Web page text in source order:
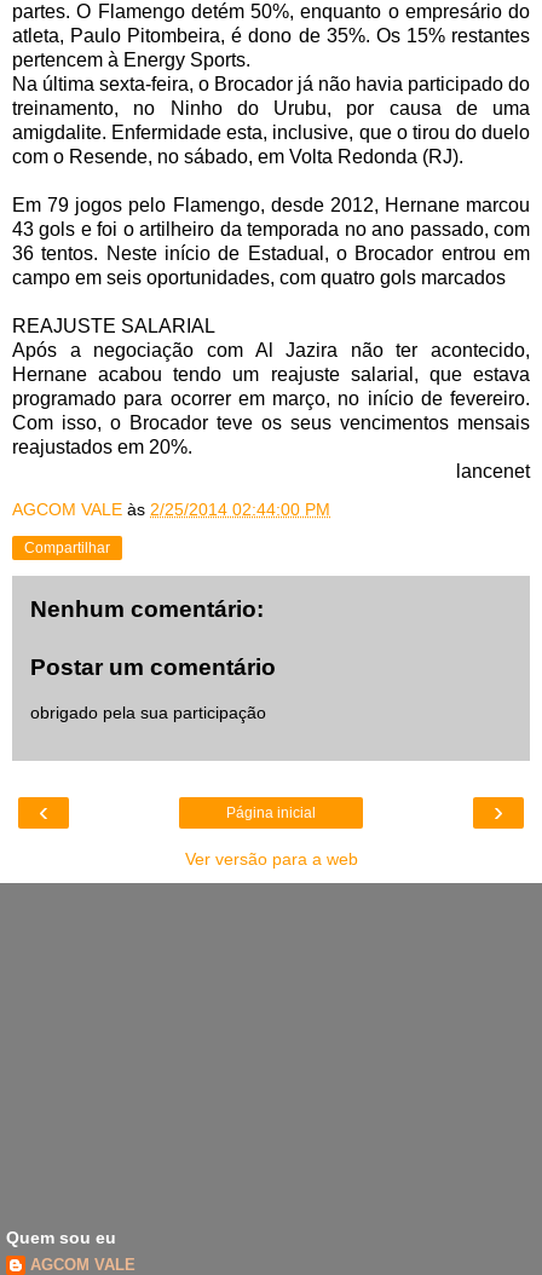
partes. O Flamengo detém 50%, enquanto o empresário do
atleta, Paulo Pitombeira, é dono de 35%. Os 15% restantes
pertencem à Energy Sports.
Na última sexta-feira, o Brocador já não havia participado do
treinamento, no Ninho do Urubu, por causa de uma
amigdalite. Enfermidade esta, inclusive, que o tirou do duelo
com o Resende, no sábado, em Volta Redonda (RJ).
Em 79 jogos pelo Flamengo, desde 2012, Hernane marcou
43 gols e foi o artilheiro da temporada no ano passado, com
36 tentos. Neste início de Estadual, o Brocador entrou em
campo em seis oportunidades, com quatro gols marcados
REAJUSTE SALARIAL
Após a negociação com Al Jazira não ter acontecido,
Hernane acabou tendo um reajuste salarial, que estava
programado para ocorrer em março, no início de fevereiro.
Com isso, o Brocador teve os seus vencimentos mensais
reajustados em 20%.
lancenet
AGCOM VALE às 2/25/2014 02:44:00 PM
Compartilhar
Nenhum comentário:
Postar um comentário
obrigado pela sua participação
‹ ›
Página inicial
Ver versão para a web
Quem sou eu
AGCOM VALE